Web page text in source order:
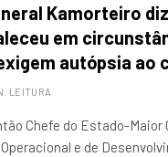
Kamorteiro
em
autópsia ao
LEITURA
Chefe do Estado-Maior
e de